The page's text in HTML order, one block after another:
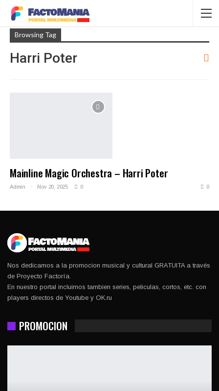
Browsing Tag
Harri Poter
Mainline Magic Orchestra – Harri Poter
Admin Nov 20, 2025 0 0
Nos dedicamos a la promocion musical y cultural GRATUITA a través
de Proyecto Factoría.
En nuestro portal incluimos tambien series, peliculas, cortos, etc. con
players directos de Youtube y OK.ru
PROMOCION